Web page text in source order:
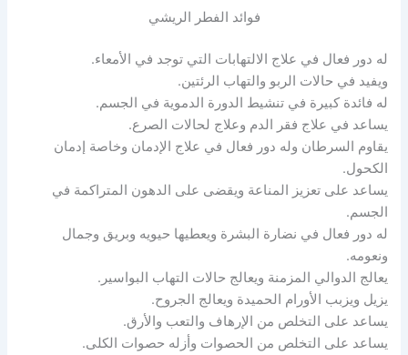
فوائد الفطر الريشي
له دور فعال في علاج الالتهابات التي توجد في الأمعاء.
ويفيد في حالات الربو والتهاب الرئتين.
له فائدة كبيرة في تنشيط الدورة الدموية في الجسم.
يساعد في علاج فقر الدم وعلاج لحالات الصرع.
يقاوم السرطان وله دور فعال في علاج الإدمان وخاصة إدمان
الكحول.
يساعد على تعزيز المناعة ويقضى على الدهون المتراكمة في
الجسم.
له دور فعال في نضارة البشرة ويعطيها حيويه وبريق وجمال
ونعومه.
يعالج الدوالي المزمنة ويعالج حالات التهاب البواسير.
يزيل ويزبب الأورام الحميدة ويعالج الجروح.
يساعد على التخلص من الإرهاف والتعب والأرق.
يساعد على التخلص من الحصوات وأزله حصوات الكلى.